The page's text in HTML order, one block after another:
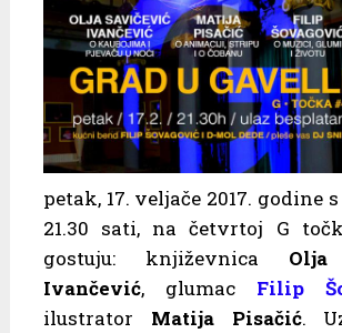
petak, 17. veljače 2017. godine
21.30 sati, na četvrtoj G
gostuju: književnica Olja
Ivančević, glumac Filip
ilustrator Matija Pisačić.